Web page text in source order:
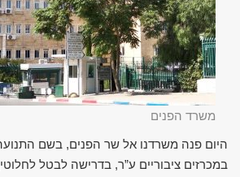
משרד הפנים
היום פנה משרדנו אל שר הפנים, בשם
במכרזים ציבוריים ע”ר, בדרישה לבטל